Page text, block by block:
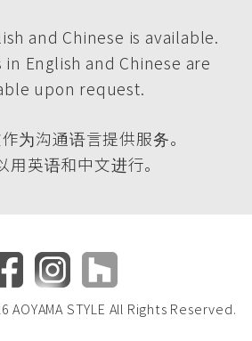
and Chinese is available.
English and Chinese are
upon request.
为沟通语言提供服务。
用英语和中文进行。
STYLE All Rights Reserved.